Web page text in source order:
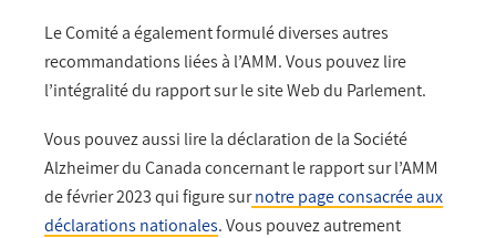
Le Comité a également formulé diverses autres
recommandations liées à l’AMM. Vous pouvez lire
l’intégralité du rapport sur le site Web du Parlement.
Vous pouvez aussi lire la déclaration de la Société
Alzheimer du Canada concernant le rapport sur l’AMM
de février 2023 qui figure surnotre page consacrée aux
déclarations nationales. Vous pouvez autrement